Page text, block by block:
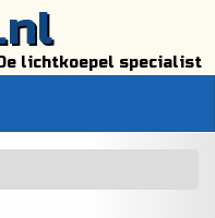
lichtkoepel specialist